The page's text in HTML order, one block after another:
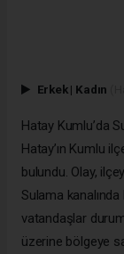
Erkek | Kadın
Hatay Kumlu’da
Hatay’ın Kumlu
bulundu. Olay,
Sulama
vatandaşlar
üzerine bölgeye